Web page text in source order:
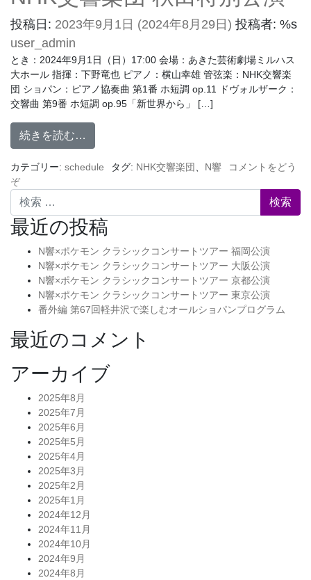
投稿日: 2023年9月1日 (2024年8月29日) 投稿者: %s
user_admin
とき：2024年9月1日（日）17:00 会場：あきた芸術劇場ミルハス
大ホール 指揮：下野竜也 ピアノ：横山幸雄 管弦楽：NHK交響楽
団 ショパン：ピアノ協奏曲 第1番 ホ短調 op.11 ドヴォルザーク：
交響曲 第9番 ホ短調 op.95「新世界から」 […]
続きを読む…
カテゴリー: schedule タグ: NHK交響楽団 N響
コメントをどう
ぞ
検索
最近の投稿
N響×ポケモン クラシックコンサートツアー 福岡公演
N響×ポケモン クラシックコンサートツアー 大阪公演
N響×ポケモン クラシックコンサートツアー 京都公演
N響×ポケモン クラシックコンサートツアー 東京公演
番外編 第67回軽井沢で楽しむオールショパンプログラム
最近のコメント
アーカイブ
2025年8月
2025年7月
2025年6月
2025年5月
2025年4月
2025年3月
2025年2月
2025年1月
2024年12月
2024年11月
2024年10月
2024年9月
2024年8月